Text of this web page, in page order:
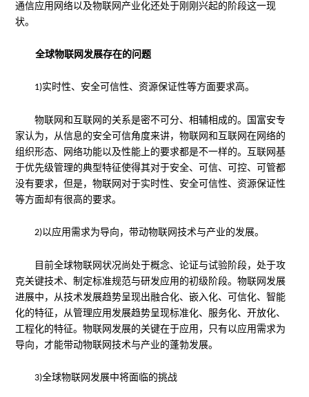
通信应用网络以及物联网产业化还处于刚刚兴起的阶段这一现
状。
全球物联网发展存在的问题
1)实时性、安全可信性、资源保证性等方面要求高。
物联网和互联网的关系是密不可分、相辅相成的。国富安专
家认为，从信息的安全可信角度来讲，物联网和互联网在网络的
组织形态、网络功能以及性能上的要求都是不一样的。互联网基
于优先级管理的典型特征使得其对于安全、可信、可控、可管都
没有要求，但是，物联网对于实时性、安全可信性、资源保证性
等方面却有很高的要求。
2)以应用需求为导向，带动物联网技术与产业的发展。
目前全球物联网状况尚处于概念、论证与试验阶段，处于攻
克关键技术、制定标准规范与研发应用的初级阶段。物联网发展
进展中，从技术发展趋势呈现出融合化、嵌入化、可信化、智能
化的特征，从管理应用发展趋势呈现标准化、服务化、开放化、
工程化的特征。物联网发展的关键在于应用，只有以应用需求为
导向，才能带动物联网技术与产业的蓬勃发展。
3)全球物联网发展中将面临的挑战